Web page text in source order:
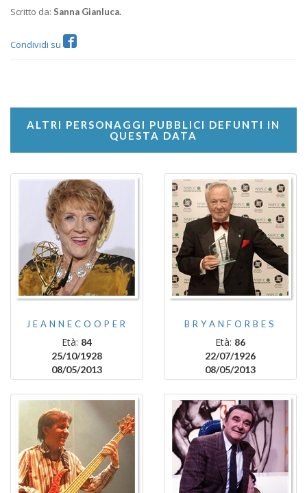
Scritto da: Sanna Gianluca.
Condividi su
ALTRI PERSONAGGI PUBBLICI DEFUNTI IN
QUESTA DATA
JEANNECOOPER
Età: 84
25/10/1928
08/05/2013
BRYANFORBES
Età: 86
22/07/1926
08/05/2013